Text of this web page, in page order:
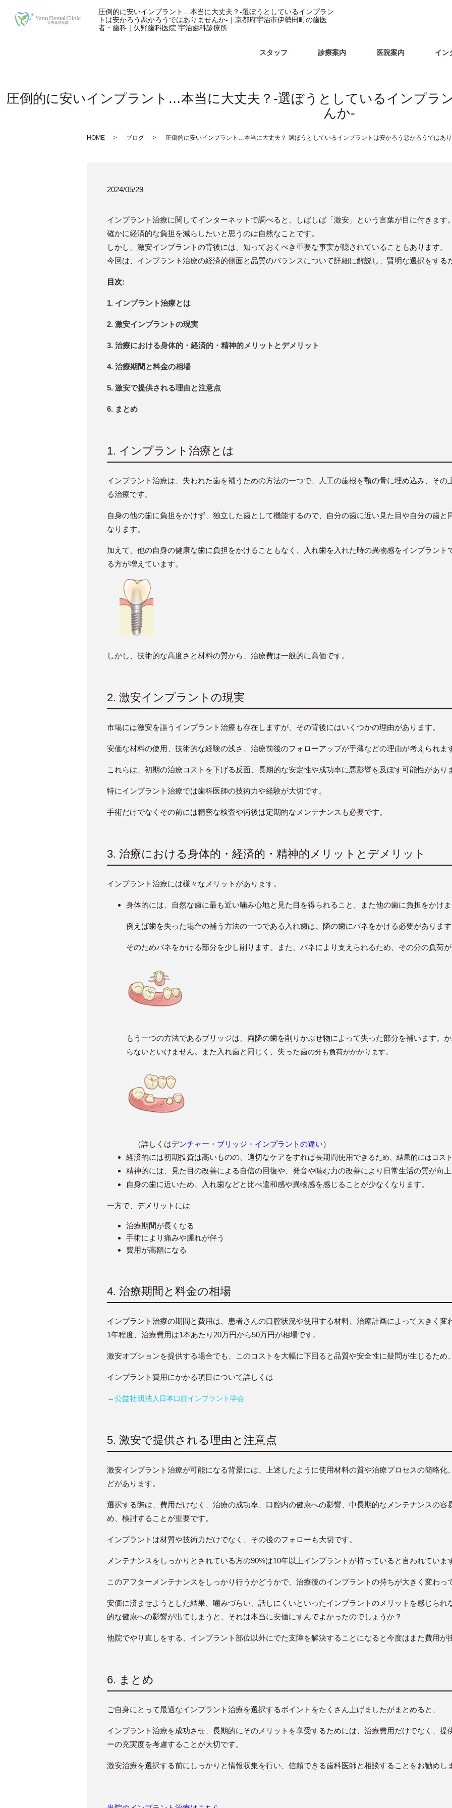
圧倒的に安いインプラント…本当に大丈夫？-選ぼうとしているインプラン
トは安かろう悪かろうではありませんか-｜京都府宇治市伊勢田町の歯医
者・歯科｜矢野歯科医院 宇治歯科診療所
スタッフ 診療案内 医院案内 イン
圧倒的に安いインプラント…本当に大丈夫？-選ぼうとしているインプラ
んか-
HOME ブログ 圧倒的に安いインプラント…本当に大丈夫？-選ぼうとしているインプラントは安かろう悪かろうではあ
2024/05/29
インプラント治療に関してインターネットで調べると、しばしば「激安」という言葉が目に付きます。
確かに経済的な負担を減らしたいと思うのは自然なことです。
しかし、激安インプラントの背後には、知っておくべき重要な事実が隠されていることもあります。
今回は、インプラント治療の経済的側面と品質のバランスについて詳細に解説し、賢明な選択をする
目次:
1. インプラント治療とは
2. 激安インプラントの現実
3. 治療における身体的・経済的・精神的メリットとデメリット
4. 治療期間と料金の相場
5. 激安で提供される理由と注意点
6. まとめ
1. インプラント治療とは
インプラント治療は、失われた歯を補うための方法の一つで、人工の歯根を顎の骨に埋め込み、その
る治療です。
自身の他の歯に負担をかけず、独立した歯として機能するので、自分の歯に近い見た目や自分の歯と
なります。
加えて、他の自身の健康な歯に負担をかけることもなく、入れ歯を入れた時の異物感をインプラント
る方が増えています。
しかし、技術的な高度さと材料の質から、治療費は一般的に高価です。
2. 激安インプラントの現実
市場には激安を謳うインプラント治療も存在しますが、その背後にはいくつかの理由があります。
安価な材料の使用、技術的な経験の浅さ、治療前後のフォローアップが手薄などの理由が考えられま
これらは、初期の治療コストを下げる反面、長期的な安定性や成功率に悪影響を及ぼす可能性があり
特にインプラント治療では歯科医師の技術力や経験が大切です。
手術だけでなくその前には精密な検査や術後は定期的なメンテナンスも必要です。
3. 治療における身体的・経済的・精神的メリットとデメリット
インプラント治療には様々なメリットがあります。
身体的には、自然な歯に最も近い噛み心地と見た目を得られること、また他の歯に負担をかけま
例えば歯を失った場合の補う方法の一つである入れ歯は、隣の歯にバネをかける必要があります
そのためバネをかける部分を少し削ります。また、バネにより支えられるため、その分の負荷が
もう一つの方法であるブリッジは、両隣の歯を削りかぶせ物によって失った部分を補います。
らないといけません。また入れ歯と同じく、失った歯の分も負荷がかかります。
（詳しくはデンチャー・ブリッジ・インプラントの違い）
経済的には初期投資は高いものの、適切なケアをすれば長期間使用でき るため、結果的にはコス
精神的には、見た目の改善による自信の回復や、発音や噛む力の改善により日常生活の質が向上
自身の歯に近いため、入れ歯などと比べ違和感や異物感を感じることが少なくなります。
一方で、デメリットには
治療期間が長くなる
手術により痛みや腫れが伴う
費用が高額になる
4. 治療期間と料金の相場
インプラント治療の期間と費用は、患者さんの口腔状況や使用する材料、治療計画によって大きく変
1年程度、治療費用は1本あたり20万円から50万円が相場です。
激安オプションを提供する場合でも、このコストを大幅に下回ると品質や安全性に疑問が生じるため
インプラント費用にかかる項目について詳しくは
→公益社団法人 日本口腔インプラント学会
5. 激安で提供される理由と注意点
激安インプラント治療が可能になる背景には、上述したように使用材料の質や治療プロセスの簡略化
どがあります。
選択する際は、費用だけなく、治療の成功率、口腔内の健康への影響、中長期的なメンテナンスの容
め、検討することが重要です。
インプラントは材質や技術力だけでなく、その後のフォローも大切です。
メンテナンスをしっかりとされている方の90%は10年以上インプラントが持っていると言われていま
このアフターメンテナンスをしっかり行うかどうかで、治療後のインプラントの持ちが大きく変わっ
安価に済ませようとした結果、噛みづらい、話しにくいといったインプラントのメリットを感じられ
的な健康への影響が出てしまうと、それは本当に安価にすんでよかったのでしょうか？
他院でやり直しをする、インプラント部位以外にでた支障を解決することになると今度はまた費用が
6. まとめ
ご自身にとって最適なインプラント治療を選択するポイントをたくさん上げましたがまとめると、
インプラント治療を成功させ、長期的にそのメリットを享受するためには、治療費用だけでなく、提
ーの充実度を考慮することが大切です。
激安治療を選択する前にしっかりと情報収集を行い、信頼できる歯科医師と相談することをお勧めし